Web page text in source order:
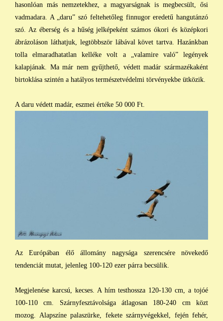
hasonlóan más nemzetekhez, a magyarságnak is megbecsült, ősi
vadmadara. A „daru” szó feltehetőleg finnugor eredetű hangutánzó
szó. Az éberség és a hűség jelképeként számos ókori és középkori
ábrázoláson láthatjuk, legtöbbször lábával követ tartva. Hazánkban
tolla elmaradhatatlan kelléke volt a „valamire való” legények
kalapjának. Ma már nem gyűjthető, védett madár származékaként
birtoklása szintén a hatályos természetvédelmi törvényekbe ütközik.
A daru védett madár, eszmei értéke 50 000 Ft.
Az Európában élő állomány nagysága szerencsére növekedő
tendenciát mutat, jelenleg 100-120 ezer párra becsülik.
Megjelenése karcsú, kecses. A hím testhossza 120-130 cm, a tojóé
100-110 cm. Szárnyfesztávolsága átlagosan 180-240 cm közt
mozog. Alapszíne palaszürke, fekete szárnyvégekkel, fején fehér,